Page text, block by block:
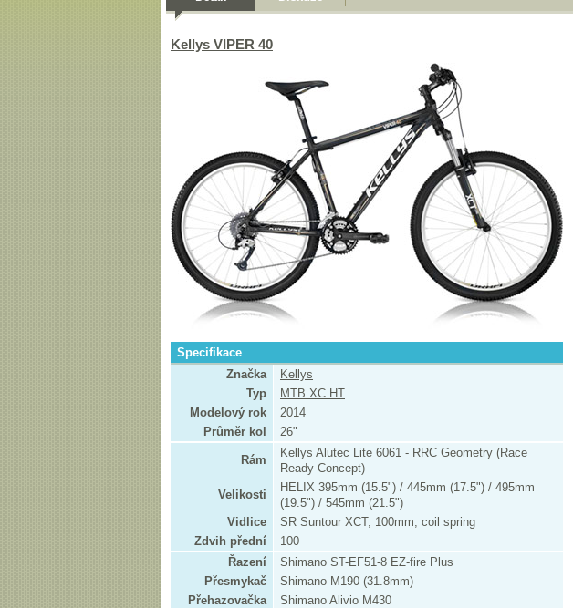
Kellys VIPER 40
Specifikace
Značka
Kellys
Typ
MTB XC HT
Modelový rok
2014
Průměr kol
26"
Rám
Kellys Alutec Lite 6061 - RRC Geometry (Race
Ready Concept)
Velikosti
HELIX 395mm (15.5") / 445mm (17.5") / 495mm
(19.5") / 545mm (21.5")
Vidlice
SR Suntour XCT, 100mm, coil spring
Zdvih přední
100
Řazení
Shimano ST-EF51-8 EZ-fire Plus
Přesmykač
Shimano M190 (31.8mm)
Přehazovačka
Shimano Alivio M430